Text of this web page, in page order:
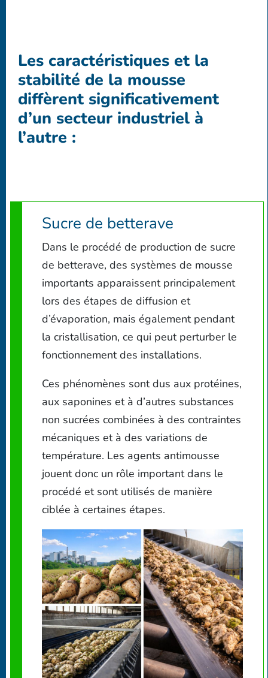
Les caractéristiques et la
stabilité de la mousse
diffèrent significativement
d’un secteur industriel à
l’autre :
Sucre de betterave
Dans le procédé de production de sucre
de betterave, des systèmes de mousse
importants apparaissent principalement
lors des étapes de diffusion et
d’évaporation, mais également pendant
la cristallisation, ce qui peut perturber le
fonctionnement des installations.
Ces phénomènes sont dus aux protéines,
aux saponines et à d’autres substances
non sucrées combinées à des contraintes
mécaniques et à des variations de
température. Les agents antimousse
jouent donc un rôle important dans le
procédé et sont utilisés de manière
ciblée à certaines étapes.